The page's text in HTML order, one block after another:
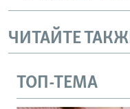
ЧИТАЙТЕ
ТОП-ТЕМА